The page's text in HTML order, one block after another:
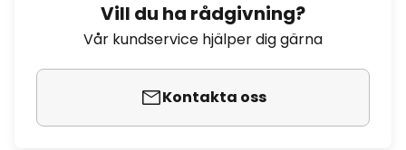
Vill du ha rådgivning?
Vår kundservice hjälper dig gärna
Kontakta oss